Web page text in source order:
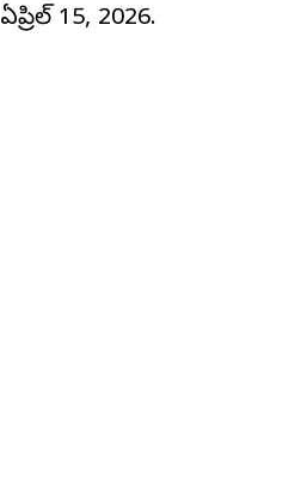
ఏప్రిల్ 15, 2026.